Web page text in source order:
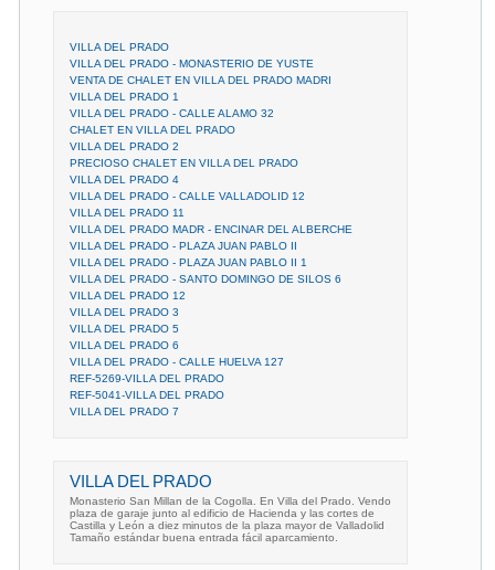
VILLA DEL PRADO
VILLA DEL PRADO - MONASTERIO DE YUSTE
VENTA DE CHALET EN VILLA DEL PRADO MADRI
VILLA DEL PRADO 1
VILLA DEL PRADO - CALLE ALAMO 32
CHALET EN VILLA DEL PRADO
VILLA DEL PRADO 2
PRECIOSO CHALET EN VILLA DEL PRADO
VILLA DEL PRADO 4
VILLA DEL PRADO - CALLE VALLADOLID 12
VILLA DEL PRADO 11
VILLA DEL PRADO MADR - ENCINAR DEL ALBERCHE
VILLA DEL PRADO - PLAZA JUAN PABLO II
VILLA DEL PRADO - PLAZA JUAN PABLO II 1
VILLA DEL PRADO - SANTO DOMINGO DE SILOS 6
VILLA DEL PRADO 12
VILLA DEL PRADO 3
VILLA DEL PRADO 5
VILLA DEL PRADO 6
VILLA DEL PRADO - CALLE HUELVA 127
REF-5269-VILLA DEL PRADO
REF-5041-VILLA DEL PRADO
VILLA DEL PRADO 7
VILLA DEL PRADO
Monasterio San Millan de la Cogolla. En Villa del Prado. Vendo
plaza de garaje junto al edificio de Hacienda y las cortes de
Castilla y León a diez minutos de la plaza mayor de Valladolid
Tamaño estándar buena entrada fácil aparcamiento.